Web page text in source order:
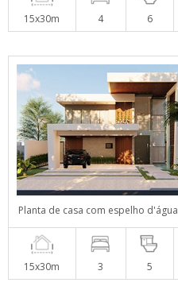
15x30m 4 6
Planta de casa com espelho d'água
15x30m 3 5